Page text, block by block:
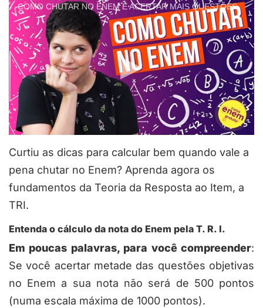
COMO CHUTAR NO ENEM E ACERTAR MAIS QUESTÕES
Curtiu as dicas para calcular bem quando vale a
pena chutar no Enem? Aprenda agora os
fundamentos da Teoria da Resposta ao Item, a
TRI.
Entenda o cálculo da nota do Enem pela T. R. I.
Em poucas palavras, para você compreender:
Se você acertar metade das questões objetivas
no Enem a sua nota não será de 500 pontos
(numa escala máxima de 1000 pontos).